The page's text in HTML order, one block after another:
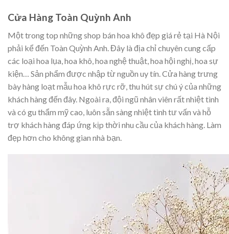
Cửa Hàng Toàn Quỳnh Anh
Một trong top những shop bán hoa khô đẹp giá rẻ tại Hà Nội
phải kể đến Toàn Quỳnh Anh. Đây là địa chỉ chuyên cung cấp
các loại hoa lụa, hoa khô, hoa nghệ thuật, hoa hội nghị, hoa sự
kiện… Sản phẩm được nhập từ nguồn uy tín. Cửa hàng trưng
bày hàng loạt mẫu hoa khô rực rỡ, thu hút sự chú ý của những
khách hàng đến đây. Ngoài ra, đội ngũ nhân viên rất nhiệt tình
và có gu thẩm mỹ cao, luôn sẵn sàng nhiệt tình tư vấn và hỗ
trợ khách hàng đáp ứng kịp thời nhu cầu của khách hàng. Làm
đẹp hơn cho không gian nhà bạn.